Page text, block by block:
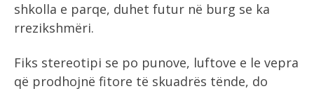
shkolla e parqe, duhet futur në burg se ka
rrezikshmëri.
Fiks stereotipi se po punove, luftove e le vepra
që prodhojnë fitore të skuadrës tënde, do